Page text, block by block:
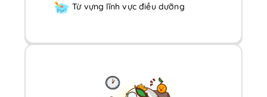
Từ vựng lĩnh vực điều dưỡng